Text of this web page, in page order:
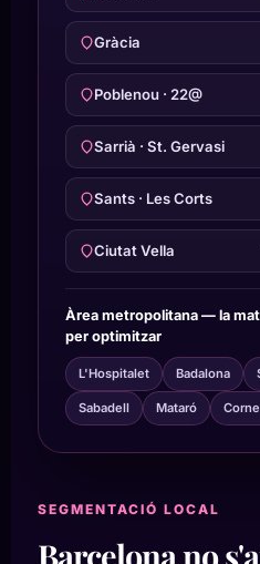
Gràcia
Poblenou · 22@
Sarrià · St. Gervasi
Sants · Les Corts
Ciutat Vella
Àrea metropolitana — la
per optimitzar
L'Hospitalet Badalona
Sabadell Mataró
SEGMENTACIÓ LOCAL
Barcelona no